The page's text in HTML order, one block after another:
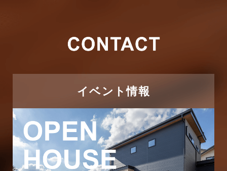
つくばエクスプレス線
ピアラシティ店-ブログ
ブログ
マンション経営活用事例
2025年11月
2025年10月
2025年9月
イベント情報